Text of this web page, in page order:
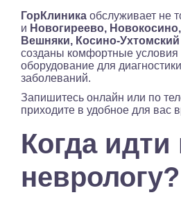
ГорКлиника обслуживает не
и Новогиреево,
Вешняки, Косино-
созданы комфортные
оборудование для
заболеваний.
Запишитесь онлайн или по
приходите в удобное для вас
Когда идти
неврологу?